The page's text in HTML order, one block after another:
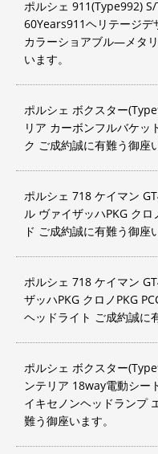
ポルシェ 911(Type992)
60Years911ヘリテージデ
カラーショアブル―メタ
います。
ポルシェ ボクスター
リア カーボンフルバケッ
ク ご成約誠に有難う御座
ポルシェ 718 ケイマン
ル ヴァイザッハPKG クロ
ド ご成約誠に有難う御座
ポルシェ 718 ケイマン
ザッハPKG クロノPKG
ヘッドライト ご成約誠に
ポルシェ ボクスター
ンテリア 18way電動シー
イキセノンヘッドランプ
難う御座います。